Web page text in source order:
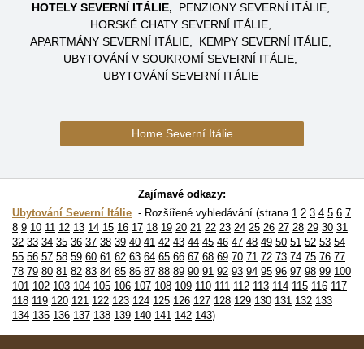
HOTELY SEVERNÍ ITÁLIE
PENZIONY SEVERNÍ ITÁLIE
HORSKÉ CHATY SEVERNÍ ITÁLIE
APARTMÁNY SEVERNÍ ITÁLIE
KEMPY SEVERNÍ ITÁLIE
UBYTOVÁNÍ V SOUKROMÍ SEVERNÍ ITÁLIE
UBYTOVÁNÍ SEVERNÍ ITÁLIE
Home Severní Itálie
Zajímavé odkazy:
Ubytování Severní Itálie
Rozšířené vyhledávání (strana 1 2 3 4 5 6 7
8 9 10 11 12 13 14 15 16 17 18 19 20 21 22 23 24 25 26 27 28 29 30 31
32 33 34 35 36 37 38 39 40 41 42 43 44 45 46 47 48 49 50 51 52 53 54
55 56 57 58 59 60 61 62 63 64 65 66 67 68 69 70 71 72 73 74 75 76 77
78 79 80 81 82 83 84 85 86 87 88 89 90 91 92 93 94 95 96 97 98 99 100
101 102 103 104 105 106 107 108 109 110 111 112 113 114 115 116 117
118 119 120 121 122 123 124 125 126 127 128 129 130 131 132 133
134 135 136 137 138 139 140 141 142 143)